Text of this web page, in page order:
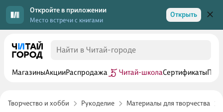
Откройте в приложении
Место встречи с книгами
Открыть
МагазиныАкцииРаспродажа Читай-школаСертификаты
Творчество и хобби Рукоделие Материалы для творчества